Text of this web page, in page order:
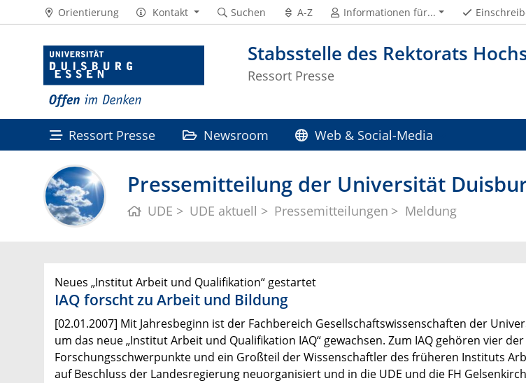
Stabsstelle des Rektorats
Ressort Presse
Orientierung Kontakt Suchen A-Z Informationen für...
Ressort Presse Newsroom Web & Social-Media
Pressemitteilung der Universität
UDE UDE aktuell Pressemitteilungen Meldung
Neues „Institut Arbeit und Qualifikation“ gestartet
IAQ forscht zu Arbeit und Bildung
[02.01.2007] Mit Jahresbeginn ist der Fachbereich Gesellschaftswissenschaften der
um das neue „Institut Arbeit und Qualifikation IAQ“ gewachsen. Zum IAQ gehören vier der
Forschungsschwerpunkte und ein Großteil der Wissenschaftler des früheren Instituts
auf Beschluss der Landesregierung neuorganisiert und in die UDE und die FH